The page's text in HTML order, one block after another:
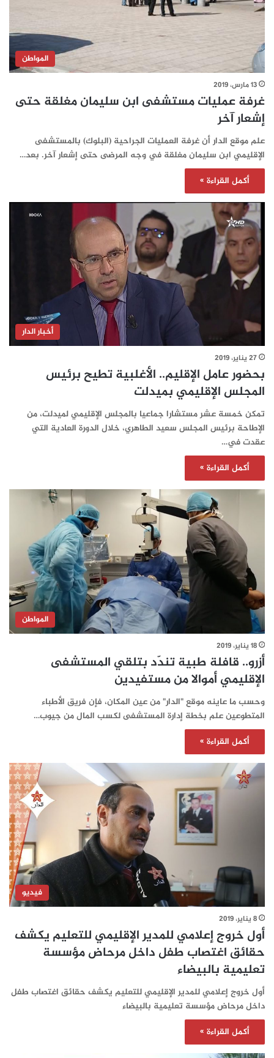
المواطن
13 مارس، 2019
غرفة عمليات مستشفى ابن سليمان مغلقة حتى
إشعار آخر
علم موقع الدار أن غرفة العمليات الجراحية (البلوك) بالمستشفى
الإقليمي ابن سليمان مغلقة في وجه المرضى حتى إشعار آخر. بعد…
أكمل القراءة »
أخبار الدار
27 يناير، 2019
بحضور عامل الإقليم.. الأغلبية تطيح برئيس
المجلس الإقليمي بميدلت
تمكن خمسة عشر مستشارا جماعيا بالمجلس الإقليمي لميدلت، من
الإطاحة برئيس المجلس سعيد الطاهري، خلال الدورة العادية التي
عقدت في…
أكمل القراءة »
المواطن
18 يناير، 2019
أزرو.. قافلة طبية تندّد بتلقي المستشفى
الإقليمي أموالا من مستفيدين
وحسب ما عاينه موقع "الدار" من عين المكان، فإن فريق الأطباء
المتطوعين علم بخطة إدارة المستشفى لكسب المال من جيوب…
أكمل القراءة »
فيديو
8 يناير، 2019
أول خروج إعلامي للمدير الإقليمي للتعليم يكشف
حقائق اغتصاب طفل داخل مرحاض مؤسسة
تعليمية بالبيضاء
أول خروج إعلامي للمدير الإقليمي للتعليم يكشف حقائق اغتصاب طفل
داخل مرحاض مؤسسة تعليمية بالبيضاء
أكمل القراءة »